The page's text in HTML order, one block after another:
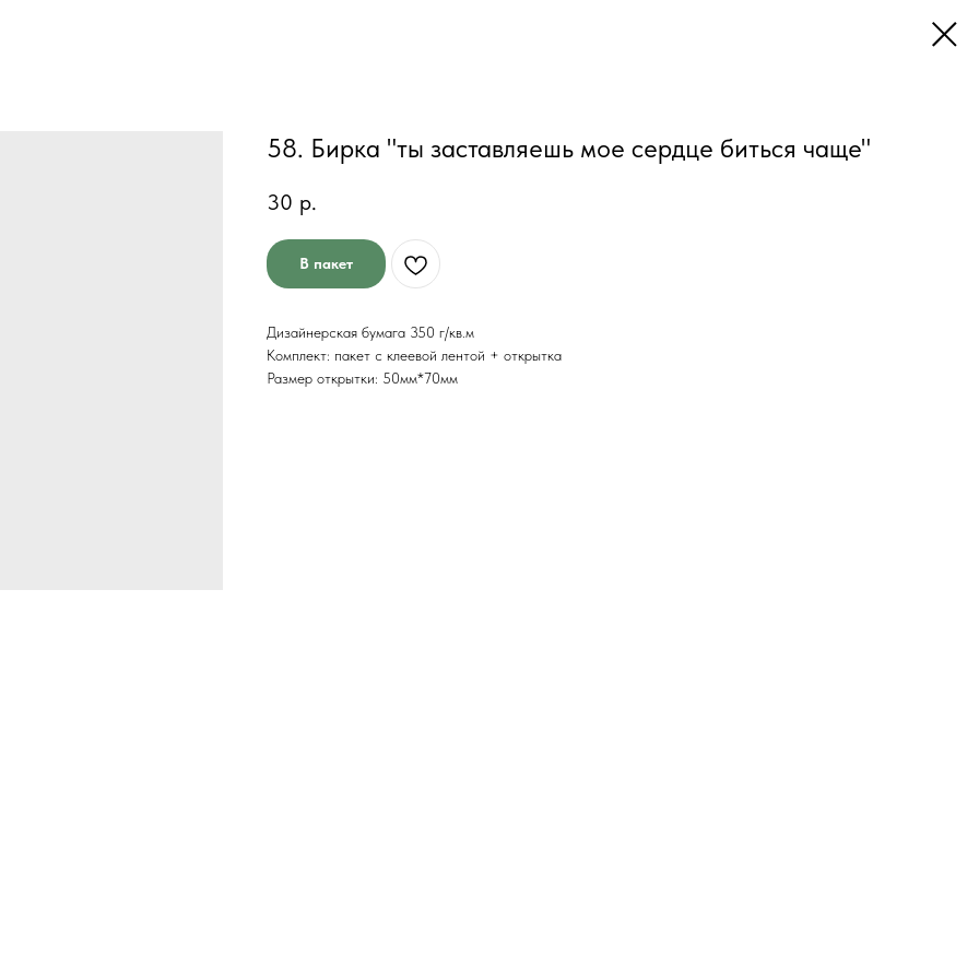
58. Бирка "ты заставляешь мое сердце биться чаще"
30 р.
В пакет
Дизайнерская бумага 350 г/кв.м
Комплект: пакет с клеевой лентой + открытка
Размер открытки: 50мм*70мм